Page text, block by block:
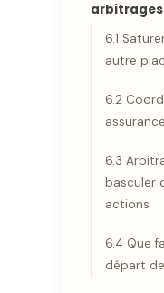
arbitrages
6.1
autre
6.2
6.3
basculer
actions
6.4 Que
départ